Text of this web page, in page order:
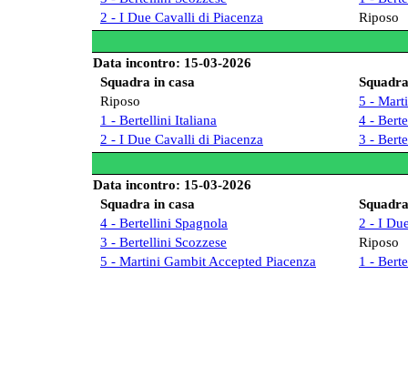
2 - I Due Cavalli di Piacenza
Riposo
Data incontro: 15-03-2026
Squadra in casa
Riposo
5 -
1 - Bertellini Italiana
4 -
2 - I Due Cavalli di Piacenza
3 -
Data incontro: 15-03-2026
Squadra in casa
4 - Bertellini Spagnola
2 - I
3 - Bertellini Scozzese
Riposo
5 - Martini Gambit Accepted Piacenza
1 -